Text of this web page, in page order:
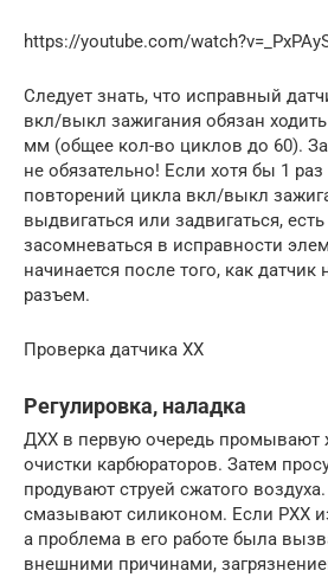
https://youtube.com/
Следует знать, что исправный
вкл/выкл зажигания обязан
мм (общее кол-во циклов до 60).
не обязательно! Если хотя бы 1 раз
повторений цикла вкл/выкл
выдвигаться или задвигаться,
засомневаться в исправности
начинается после того, как датчик
разъем.
Проверка датчика ХХ
Регулировка, наладка
ДХХ в первую очередь промывают
очистки карбюраторов. Затем
продувают струей сжатого
смазывают силиконом. Если РХХ
а проблема в его работе была
внешними причинами,